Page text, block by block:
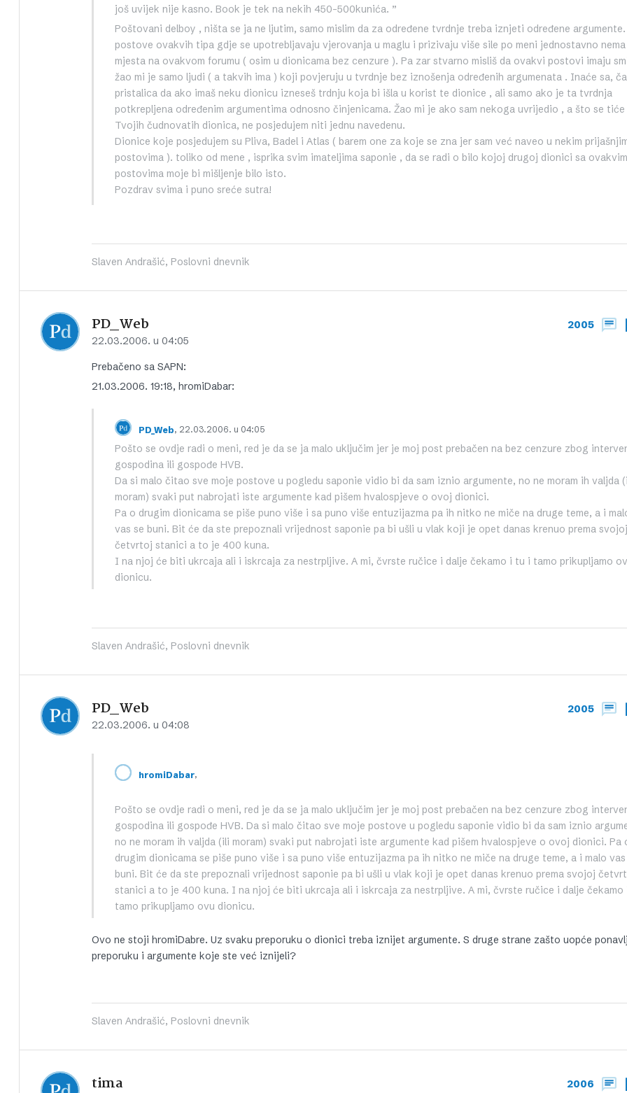
još uvijek nije kasno. Book je tek na nekih 450-500kunića. ”
Poštovani delboy , ništa se ja ne ljutim, samo mislim da za određene tvrdnje treba iznjeti određene
postove ovakvih tipa gdje se upotrebljavaju vjerovanja u maglu i prizivaju više sile po meni jednostavno nema
mjesta na ovakvom forumu ( osim u dionicama bez cenzure ). Pa zar stvarno misliš da ovakvi postovi imaju
žao mi je samo ljudi ( a takvih ima ) koji povjeruju u tvrdnje bez iznošenja određenih argumenata . Inaće sa,
pristalica da ako imaš neku dionicu izneseš trdnju koja bi išla u korist te dionice , ali samo ako je ta tvrdnja
potkrepljena određenim argumentima odnosno činjenicama. Žao mi je ako sam nekoga uvrijedio , a što se tiće
Tvojih čudnovatih dionica, ne posjedujem niti jednu navedenu.
Dionice koje posjedujem su Pliva, Badel i Atlas ( barem one za koje se zna jer sam već naveo u nekim
postovima ). toliko od mene , isprika svim imateljima saponie , da se radi o bilo kojoj drugoj dionici sa ovakvim
postovima moje bi mišljenje bilo isto.
Pozdrav svima i puno sreće sutra!
Slaven Andrašić, Poslovni dnevnik
PD_Web
22.03.2006. u 04:05
2005
Prebačeno sa SAPN:
21.03.2006. 19:18, hromiDabar:
PD_Web, 22.03.2006. u 04:05
Pošto se ovdje radi o meni, red je da se ja malo uključim jer je moj post prebačen na bez cenzure zbog
gospodina ili gospođe HVB.
Da si malo čitao sve moje postove u pogledu saponie vidio bi da sam iznio argumente, no ne moram ih valjda
moram) svaki put nabrojati iste argumente kad pišem hvalospjeve o ovoj dionici.
Pa o drugim dionicama se piše puno više i sa puno više entuzijazma pa ih nitko ne miče na druge teme, a i
vas se buni. Bit će da ste prepoznali vrijednost saponie pa bi ušli u vlak koji je opet danas krenuo prema svojoj
četvrtoj stanici a to je 400 kuna.
I na njoj će biti ukrcaja ali i iskrcaja za nestrpljive. A mi, čvrste ručice i dalje čekamo i tu i tamo prikupljamo
dionicu.
Slaven Andrašić, Poslovni dnevnik
PD_Web
22.03.2006. u 04:08
2005
hromiDabar,
Pošto se ovdje radi o meni, red je da se ja malo uključim jer je moj post prebačen na bez cenzure zbog
gospodina ili gospođe HVB. Da si malo čitao sve moje postove u pogledu saponie vidio bi da sam iznio
no ne moram ih valjda (ili moram) svaki put nabrojati iste argumente kad pišem hvalospjeve o ovoj dionici. Pa
drugim dionicama se piše puno više i sa puno više entuzijazma pa ih nitko ne miče na druge teme, a i malo vas
buni. Bit će da ste prepoznali vrijednost saponie pa bi ušli u vlak koji je opet danas krenuo prema svojoj
stanici a to je 400 kuna. I na njoj će biti ukrcaja ali i iskrcaja za nestrpljive. A mi, čvrste ručice i dalje čekamo
tamo prikupljamo ovu dionicu.
Ovo ne stoji hromiDabre. Uz svaku preporuku o dionici treba iznijet argumente. S druge strane zašto uopće
preporuku i argumente koje ste već iznijeli?
Slaven Andrašić, Poslovni dnevnik
tima 2006